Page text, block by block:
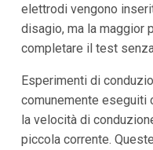
elettrodi vengono
disagio, ma la maggior
completare il test
Esperimenti di
comunemente eseguiti
la velocità di
piccola corrente.